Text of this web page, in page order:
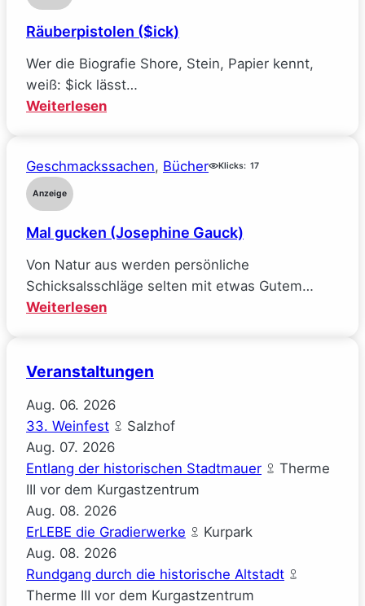
wie
alle
meine
Ideale
(Sarah
Räuberpistolen ($ick)
Wer die Biografie Shore, Stein, Papier kennt,
weiß: $ick lässt…
Weiterlesen:
Geschmackssachen, Bücher Klicks: 17
Anzeige
Mal gucken (Josephine Gauck)
Von Natur aus werden persönliche
Schicksalsschläge selten mit etwas Gutem…
Weiterlesen:
(Josephine
Veranstaltungen
Aug. 06. 2026
33. Weinfest
Salzhof
Aug. 07. 2026
Entlang der historischen Stadtmauer
Therme
III vor dem Kurgastzentrum
Aug. 08. 2026
ErLEBE die Gradierwerke
Kurpark
Aug. 08. 2026
Rundgang durch die historische Altstadt
Therme III vor dem Kurgastzentrum